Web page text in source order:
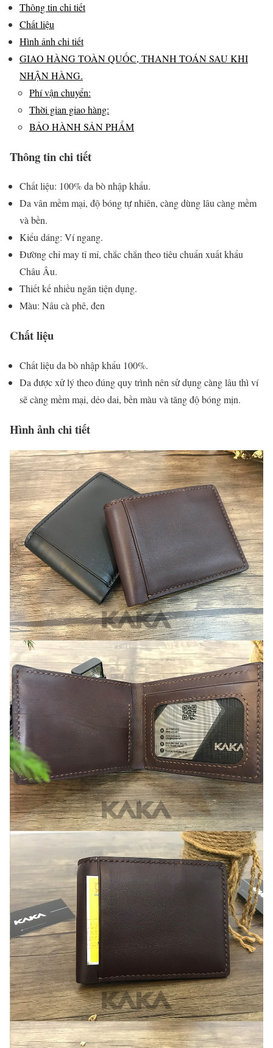
Thông tin chi tiết
Chất liệu
Hình ảnh chi tiết
GIAO HÀNG TOÀN QUỐC, THANH TOÁN SAU KHI
NHẬN HÀNG.
Phí vận chuyển:
Thời gian giao hàng:
BẢO HÀNH SẢN PHẨM
Thông tin chi tiết
Chất liệu: 100% da bò nhập khẩu.
Da vân mềm mại, độ bóng tự nhiên, càng dùng lâu càng mềm
và bền.
Kiểu dáng: Ví ngang.
Đường chỉ may tỉ mỉ, chắc chắn theo tiêu chuẩn xuất khẩu
Châu Âu.
Thiết kế nhiều ngăn tiện dụng.
Màu: Nâu cà phê, đen
Chất liệu
Chất liệu da bò nhập khẩu 100%.
Da được xử lý theo đúng quy trình nên sử dụng càng lâu thì ví
sẽ càng mềm mại, dẻo dai, bền màu và tăng độ bóng mịn.
Hình ảnh chi tiết